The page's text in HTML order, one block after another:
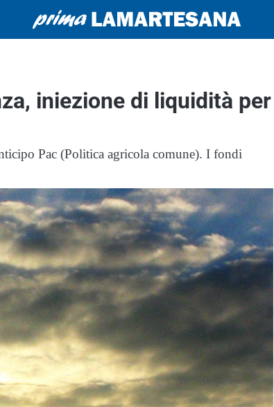
iniezione di liquidità per
Pac (Politica agricola comune). I fondi